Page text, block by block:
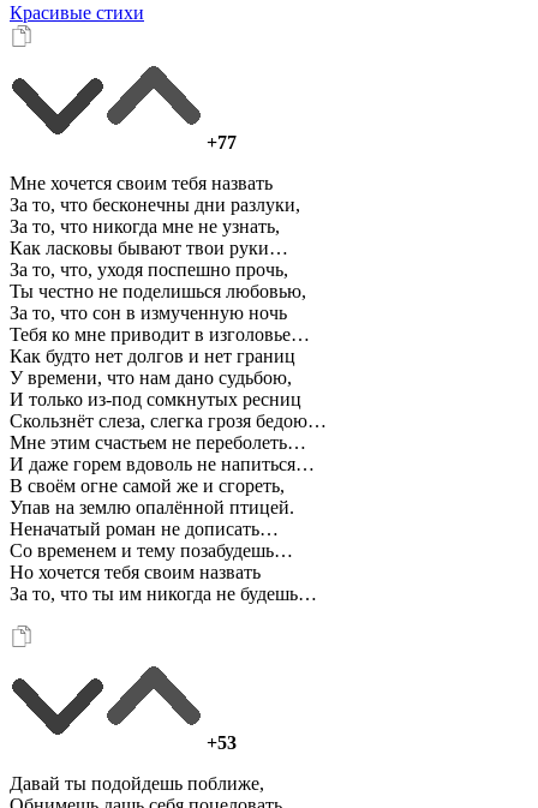
Красивые стихи
+77
Мне хочется своим тебя назвать
За то, что бесконечны дни разлуки,
За то, что никогда мне не узнать,
Как ласковы бывают твои руки…
За то, что, уходя поспешно прочь,
Ты честно не поделишься любовью,
За то, что сон в измученную ночь
Тебя ко мне приводит в изголовье…
Как будто нет долгов и нет границ
У времени, что нам дано судьбою,
И только из-под сомкнутых ресниц
Скользнёт слеза, слегка грозя бедою…
Мне этим счастьем не переболеть…
И даже горем вдоволь не напиться…
В своём огне самой же и сгореть,
Упав на землю опалённой птицей.
Неначатый роман не дописать…
Со временем и тему позабудешь…
Но хочется тебя своим назвать
За то, что ты им никогда не будешь…
+53
Давай ты подойдешь поближе,